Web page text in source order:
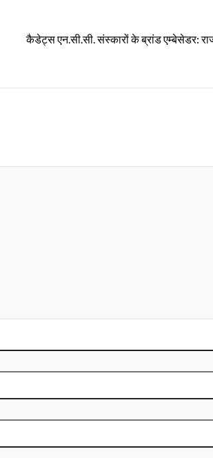
कैडेट्स एन.सी.सी. संस्कारों के ब्रांड एम्बेसेडर: